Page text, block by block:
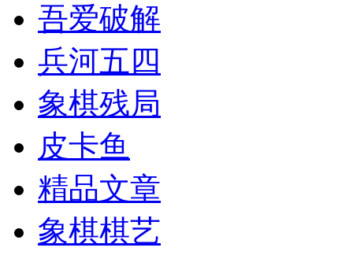
吾爱破解
兵河五四
象棋残局
皮卡鱼
精品文章
象棋棋艺